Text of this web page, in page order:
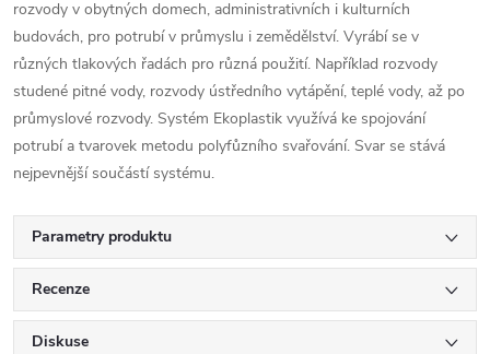
rozvody v obytných domech, administrativních i kulturních
budovách, pro potrubí v průmyslu i zemědělství. Vyrábí se v
různých tlakových řadách pro různá použití. Například rozvody
studené pitné vody, rozvody ústředního vytápění, teplé vody, až po
průmyslové rozvody. Systém Ekoplastik využívá ke spojování
potrubí a tvarovek metodu polyfůzního svařování. Svar se stává
nejpevnější součástí systému.
Parametry produktu
Recenze
Diskuse